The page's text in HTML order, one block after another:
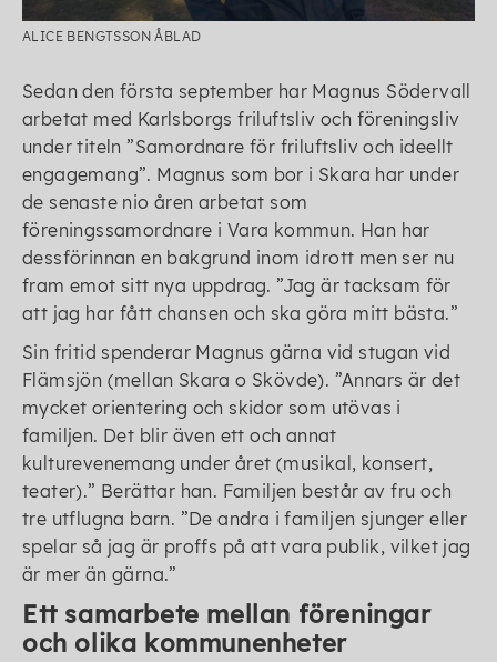
ALICE BENGTSSON ÅBLAD
Sedan den första september har Magnus Södervall
arbetat med Karlsborgs friluftsliv och föreningsliv
under titeln ”Samordnare för friluftsliv och ideellt
engagemang”. Magnus som bor i Skara har under
de senaste nio åren arbetat som
föreningssamordnare i Vara kommun. Han har
dessförinnan en bakgrund inom idrott men ser nu
fram emot sitt nya uppdrag. Jag är tacksam för
att jag har fått chansen och ska göra mitt bästa.
Sin fritid spenderar Magnus gärna vid stugan vid
Flämsjön (mellan Skara o Skövde).
Annars är det
mycket orientering och skidor som utövas i
familjen. Det blir även ett och annat
kulturevenemang under året (musikal, konsert,
teater).
Berättar han. Familjen består av fru och
tre utflugna barn.
De andra i familjen sjunger eller
spelar så jag är proffs på att vara publik, vilket jag
är mer än gärna.
Ett samarbete mellan föreningar
och olika kommunenheter